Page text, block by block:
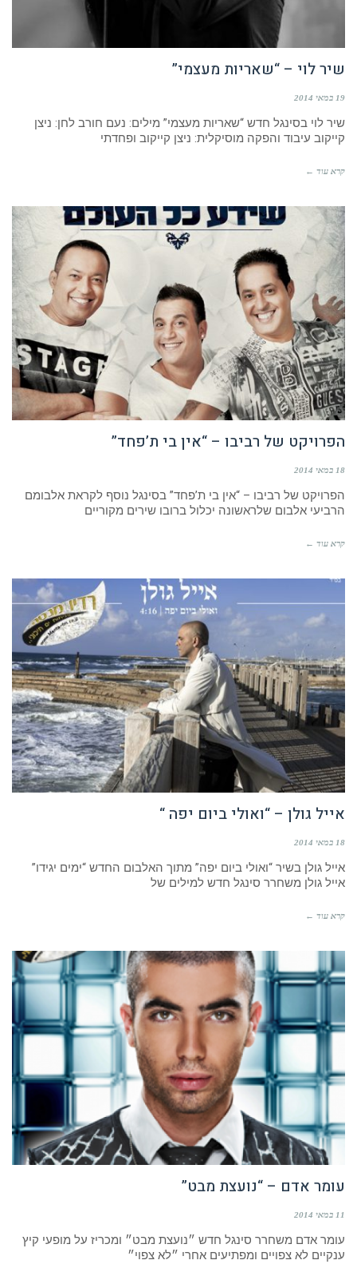
שיר לוי – “שאריות מעצמי”
19 במאי 2014
שיר לוי בסינגל חדש “שאריות מעצמי” מילים: נעם חורב לחן: ניצן
קייקוב עיבוד והפקה מוסיקלית: ניצן קייקוב ופחדתי
קרא עוד ←
הפרויקט של רביבו – “אין בי ת’פחד”
18 במאי 2014
הפרויקט של רביבו – “אין בי ת’פחד” בסינגל נוסף לקראת אלבומם
הרביעי אלבום שלראשונה יכלול ברובו שירים מקוריים
קרא עוד ←
אייל גולן – “ואולי ביום יפה “
18 במאי 2014
אייל גולן בשיר “ואולי ביום יפה” מתוך האלבום החדש “ימים יגידו”
אייל גולן משחרר סינגל חדש למילים של
קרא עוד ←
עומר אדם – “נועצת מבט”
11 במאי 2014
עומר אדם משחרר סינגל חדש ״נועצת מבט״ ומכריז על מופעי קיץ
ענקיים לא צפויים ומפתיעים אחרי ״לא צפוי״